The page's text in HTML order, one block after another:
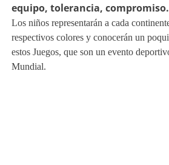
equipo, tolerancia, compromiso.